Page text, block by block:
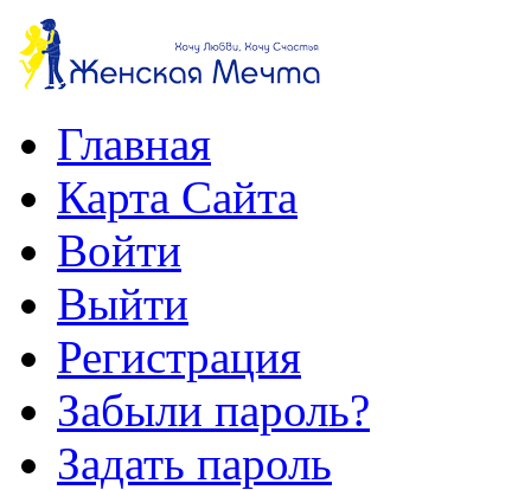
Главная
Карта Сайта
Войти
Выйти
Регистрация
Забыли пароль?
Задать пароль